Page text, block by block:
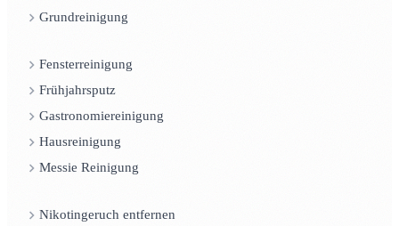
Grundreinigung
Fensterreinigung
Frühjahrsputz
Gastronomiereinigung
Hausreinigung
Messie Reinigung
Nikotingeruch entfernen